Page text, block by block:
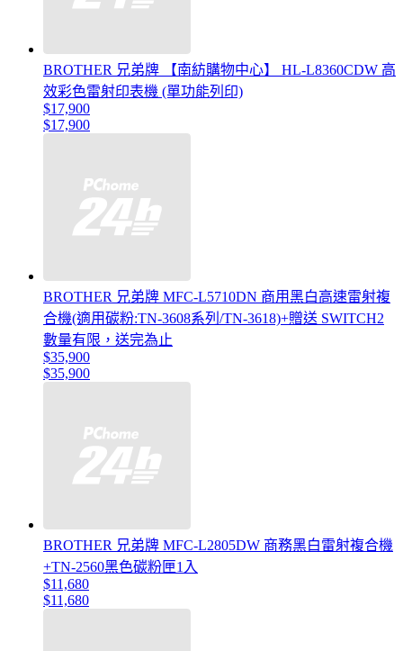
BROTHER 兄弟牌 【南紡購物中心】 HL-L8360CDW 高
效彩色雷射印表機 (單功能列印)
$17,900
$17,900
BROTHER 兄弟牌 MFC-L5710DN 商用黑白高速雷射複
合機(適用碳粉:TN-3608系列/TN-3618)+贈送 SWITCH2
數量有限，送完為止
$35,900
$35,900
BROTHER 兄弟牌 MFC-L2805DW 商務黑白雷射複合機
+TN-2560黑色碳粉匣1入
$11,680
$11,680